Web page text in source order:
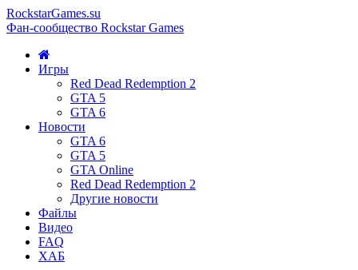
RockstarGames.su
Фан-сообщество Rockstar Games
Игры
Red Dead Redemption 2
GTA 5
GTA 6
Новости
GTA 6
GTA 5
GTA Online
Red Dead Redemption 2
Другие новости
Файлы
Видео
FAQ
ХАБ